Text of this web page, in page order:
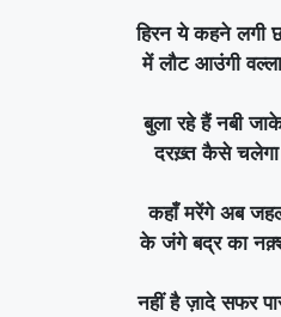
हिरन ये कहने लगी
में लौट आउंगी
बुला रहे हैं नबी
दरख़्त कैसे
कहाँ मरेंगे अब
के जंगे बद्र का
नहीं है ज़ादे सफर